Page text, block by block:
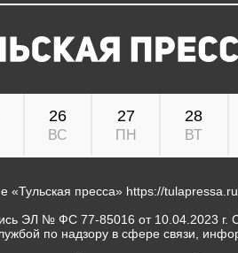
26
ВС
27
ПН
28
ВТ
«Тульская пресса» https://
ЭЛ № ФС 77-85016 от 10.04.2023 г.
по надзору в сфере связи,